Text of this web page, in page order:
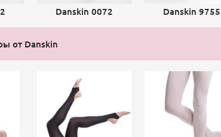
Danskin 0072 Danskin 9755
от Danskin